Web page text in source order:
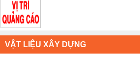
VẬT LIỆU XÂY DỰNG